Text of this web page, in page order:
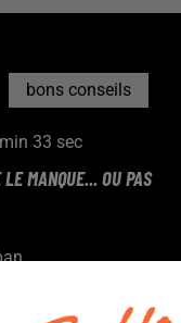
bons conseils
33 sec
MANQUE... OU PAS
le mardi, Alban